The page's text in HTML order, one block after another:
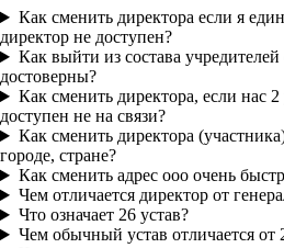
Как сменить директора если я
директор не доступен?
Как выйти из состава
достоверны?
Как сменить директора, если нас
доступен не на связи?
Как сменить директора
городе, стране?
Как сменить адрес ооо очень
Чем отличается директор от
Что означает 26 устав?
Чем обычный устав отличается от